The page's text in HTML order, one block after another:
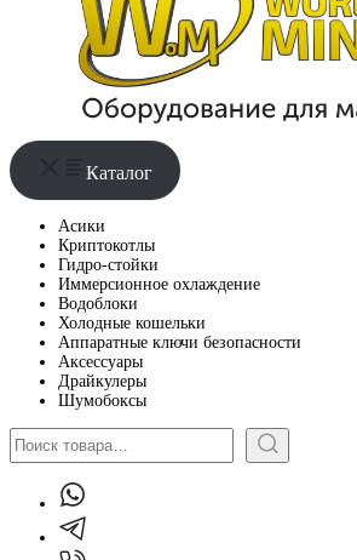
Каталог
Асики
Криптокотлы
Гидро-стойки
Иммерсионное охлаждение
Водоблоки
Холодные кошельки
Аппаратные ключи безопасности
Аксессуары
Драйкулеры
Шумобоксы
Поиск